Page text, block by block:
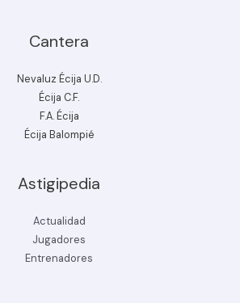
Cantera
Nevaluz Écija U.D.
Écija C.F.
F.A. Écija
Écija Balompié
Astigipedia
Actualidad
Jugadores
Entrenadores